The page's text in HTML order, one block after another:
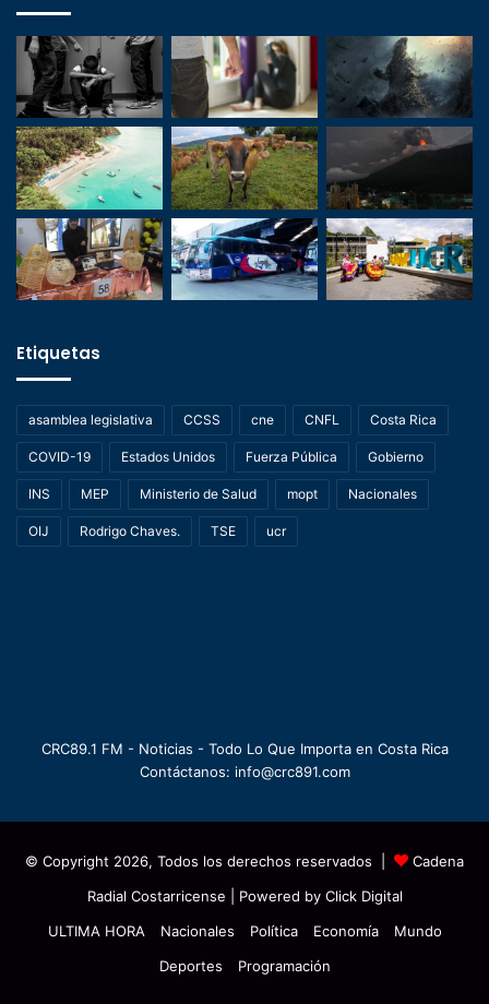
Etiquetas
asamblea legislativa CCSS cne CNFL Costa Rica
COVID-19 Estados Unidos Fuerza Pública Gobierno
INS MEP Ministerio de Salud mopt Nacionales
OIJ Rodrigo Chaves. TSE ucr
CRC89.1 FM - Noticias - Todo Lo Que Importa en Costa Rica
Contáctanos: info@crc891.com
© Copyright 2026, Todos los derechos reservados |
Cadena
Radial Costarricense | Powered by Click Digital
ULTIMA HORA
Nacionales Política Economía
Mundo
Deportes
Programación